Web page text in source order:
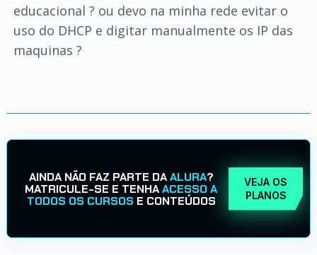
educacional ? ou devo na minha rede evitar o
uso do DHCP e digitar manualmente os IP das
maquinas ?
AINDA NÃO FAZ PARTE DAALURA?
MATRICULE-SE E TENHAACESSO A
TODOS OS CURSOS E CONTEÚDOS
VEJA OS
PLANOS